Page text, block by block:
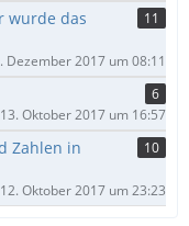
wurde das
11
Dezember 2017 um 08:11
6
13. Oktober 2017 um 16:57
Zahlen in
10
12. Oktober 2017 um 23:23